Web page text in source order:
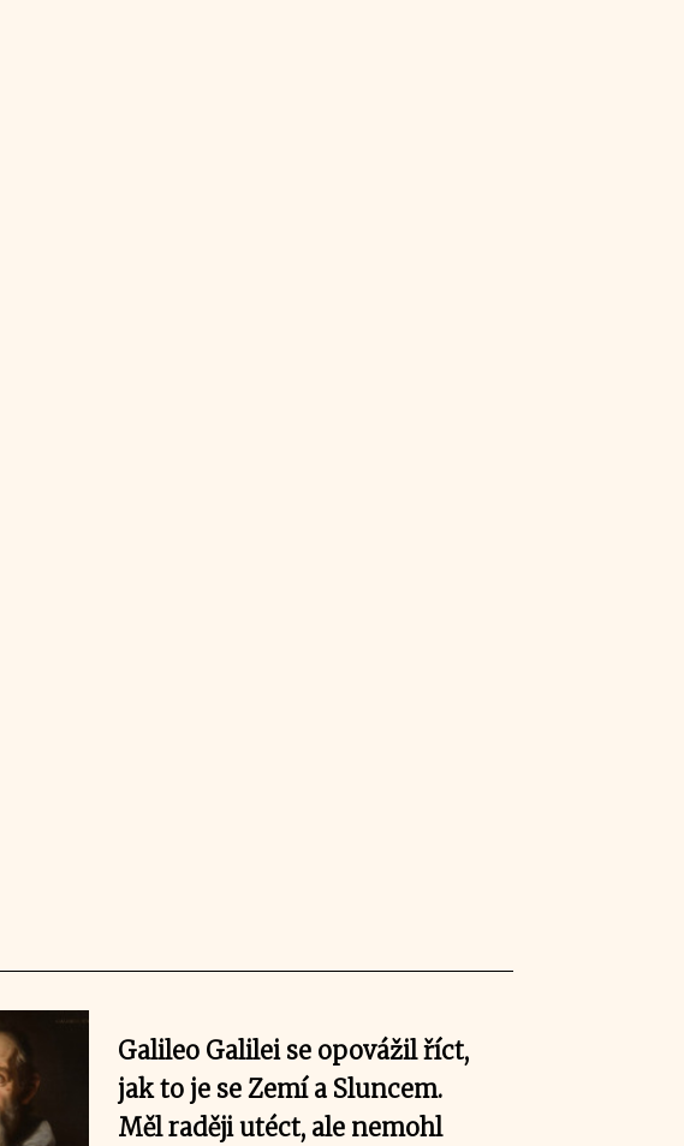
Galileo Galilei se opovážil říct,
jak to je se Zemí a Sluncem.
Měl raději utéct, ale nemohl